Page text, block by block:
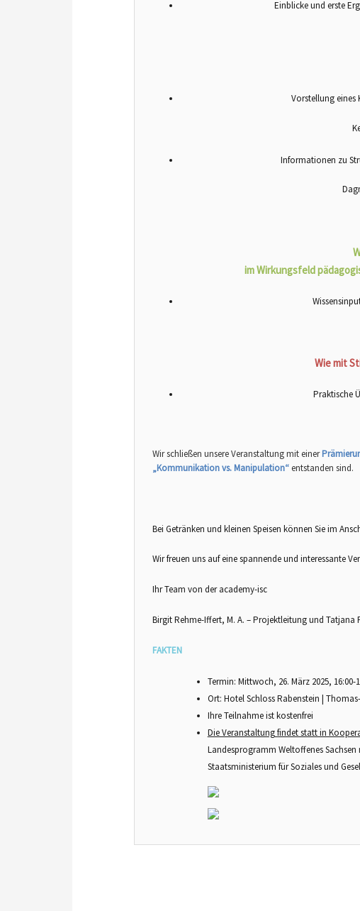
Einblicke und erste
Vorstellung
Informationen zu
im Wirkungsfeld
Wie mit
Praktische
Wir schließen unsere Veranstaltung mit einer
„Kommunikation vs. Manipulation“entstanden sind.
Bei Getränken und kleinen Speisen können Sie im
Wir freuen uns auf eine spannende und interessante
Ihr Team von der academy-isc
Birgit Rehme-Iffert, M. A. – Projektleitung und Tatjana
FAKTEN
Termin: Mittwoch, 26. März 2025, 16:00-
Ort: Hotel Schloss Rabenstein |
Ihre Teilnahme ist kostenfrei
Die Veranstaltung findet statt in
Landesprogramm Weltoffenes Sachsen
Staatsministerium für Soziales und